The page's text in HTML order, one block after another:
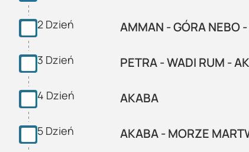
2 Dzień AMMAN - GÓRA NEBO
3 Dzień PETRA - WADI RUM -
4 Dzień AKABA
5 Dzień AKABA - MORZE